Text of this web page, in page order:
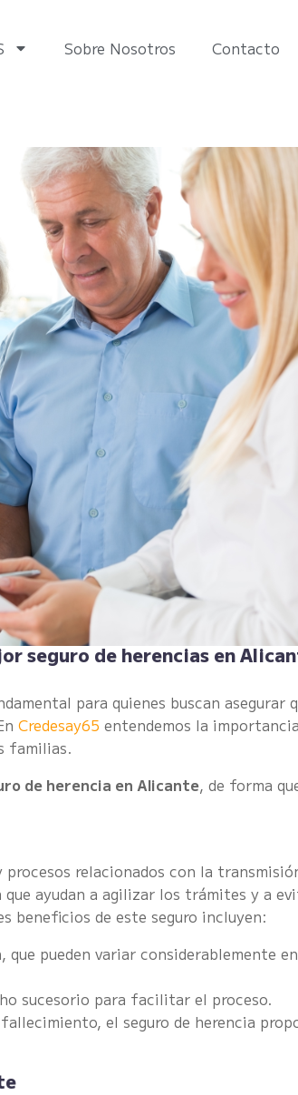
Sobre Nosotros Contacto
seguro de herencias en
para quienes buscan asegurar
Credesay65 entendemos la
familias.
de herencia en Alicante, de forma
relacionados con la
ayudan a agilizar los trámites y a
beneficios de este seguro incluyen:
que pueden variar considerablemente
sucesorio para facilitar el proceso.
el seguro de herencia